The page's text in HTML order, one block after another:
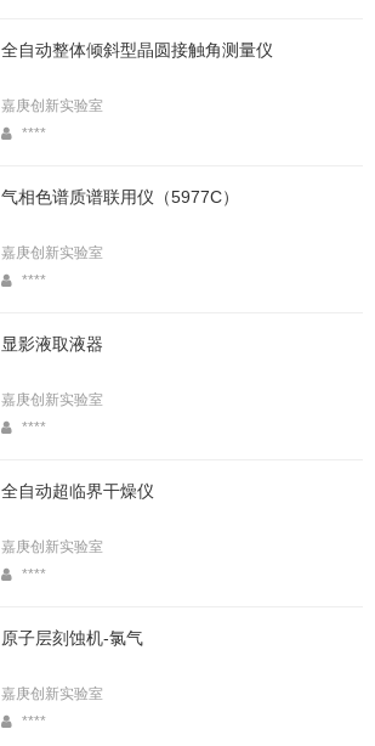
全自动整体倾斜型晶圆接触角测量仪
嘉庚创新实验室
****
气相色谱质谱联用仪（5977C）
嘉庚创新实验室
****
显影液取液器
嘉庚创新实验室
****
全自动超临界干燥仪
嘉庚创新实验室
****
原子层刻蚀机-氯气
嘉庚创新实验室
****